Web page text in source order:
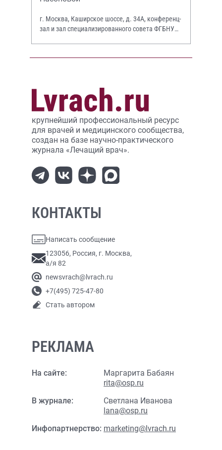
г. Москва, Каширское шоссе, д. 34А, конференц-
зал и зал специализированного совета ФГБНУ
крупнейший профессиональный ресурс
для врачей и медицинского сообщества,
создан на базе научно-практического
журнала «Лечащий врач».
КОНТАКТЫ
Написать сообщение
123056, Россия, г. Москва,
а/я 82
newsvrach@lvrach.ru
+7(495) 725-47-80
Стать автором
РЕКЛАМА
На сайте:
Маргарита Бабаян
rita@osp.ru
В журнале:
Светлана Иванова
lana@osp.ru
Инфопартнерство: marketing@lvrach.ru